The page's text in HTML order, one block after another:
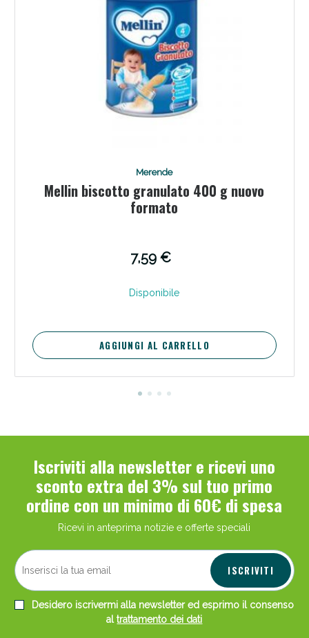
Merende
Mellin biscotto granulato 400 g nuovo
formato
7,59 €
Disponibile
AGGIUNGI AL CARRELLO
Iscriviti alla newsletter e ricevi uno
sconto extra del 3% sul tuo primo
ordine con un minimo di 60€ di spesa
Ricevi in anteprima notizie e offerte speciali
ISCRIVITI
Desidero iscrivermi alla newsletter ed esprimo il consenso
altrattamento dei dati
Scopri le offerte di Oggi